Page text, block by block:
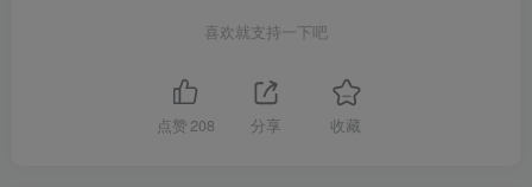
喜欢就支持一下吧
点赞 208 分享 收藏